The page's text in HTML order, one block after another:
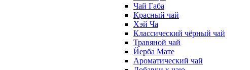
Чай Габа
Красный чай
Хэй Ча
Классический чёрный чай
Травяной чай
Йерба Мате
Ароматический чай